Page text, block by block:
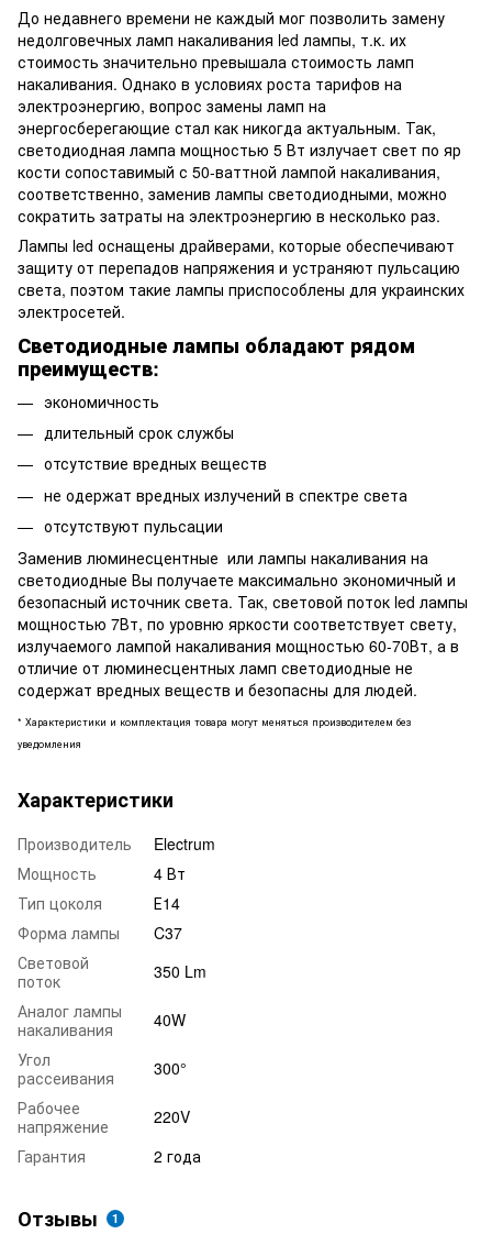
До недавнего времени не каждый мог позволить замену
недолговечных ламп накаливания led лампы, т.к. их
стоимость значительно превышала стоимость ламп
накаливания. Однако в условиях роста тарифов на
электроэнергию, вопрос замены ламп на
энергосберегающие стал как никогда актуальным. Так,
светодиодная лампа мощностью 5 Вт излучает свет по яр
кости сопоставимый с 50-ваттной лампой накаливания,
соответственно, заменив лампы светодиодными, можно
сократить затраты на электроэнергию в несколько раз.
Лампы led оснащены драйверами, которые обеспечивают
защиту от перепадов напряжения и устраняют пульсацию
света, поэтом такие лампы приспособлены для украинских
электросетей.
Светодиодные лампы обладают рядом
преимуществ:
экономичность
длительный срок службы
отсутствие вредных веществ
не одержат вредных излучений в спектре света
отсутствуют пульсации
Заменив люминесцентные или лампы накаливания на
светодиодные Вы получаете максимально экономичный и
безопасный источник света. Так, световой поток led лампы
мощностью 7Вт, по уровню яркости соответствует свету,
излучаемого лампой накаливания мощностью 60-70Вт, а в
отличие от люминесцентных ламп светодиодные не
содержат вредных веществ и безопасны для людей.
* Характеристики и комплектация товара могут меняться производителем без
уведомления
Характеристики
Производитель
Electrum
Мощность
4 Вт
Тип цоколя
Е14
Форма лампы
C37
Световой
поток
350 Lm
Аналог лампы
накаливания
40W
Угол
рассеивания
300°
Рабочее
напряжение
220V
Гарантия
2 года
Отзывы 1